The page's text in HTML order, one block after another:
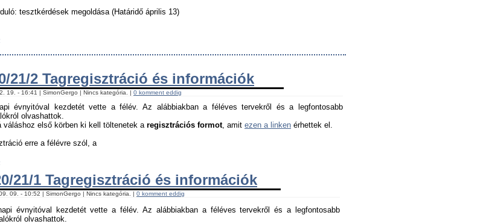
tesztkérdések megoldása (Határidő április 13)
21/2 Tagregisztráció és információk
19. - 16:41 | SimonGergo | Nincs kategória. | 0 komment eddig
évnyitóval kezdetét vette a félév. Az alábbiakban a féléves tervekről és a legfontosabb
olvashattok.
váláshoz első körben ki kell töltenetek a regisztrációs formot, amit ezen a linken érhettek el.
erre a félévre szól, a
21/1 Tagregisztráció és információk
09. - 10:52 | SimonGergo | Nincs kategória. | 0 komment eddig
évnyitóval kezdetét vette a félév. Az alábbiakban a féléves tervekről és a legfontosabb
olvashattok.